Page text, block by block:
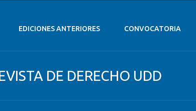
EDICIONES ANTERIORES CONVOCATORIA
DE DERECHO UDD